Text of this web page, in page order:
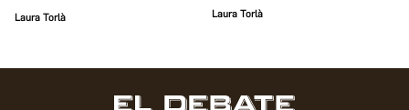
Laura Torlà Laura Torlà